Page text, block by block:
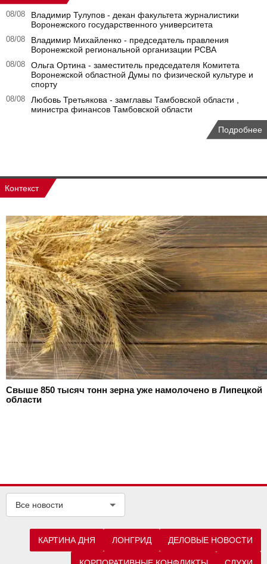
08/08
Владимир Тулупов - декан факультета журналистики
Воронежского государственного университета
08/08
Владимир Михайленко - председатель правления
Воронежской региональной организации РСВА
08/08
Ольга Ортина - заместитель председателя Комитета
Воронежской областной Думы по физической культуре и
спорту
08/08
Любовь Третьякова - замглавы Тамбовской области ,
министра финансов Тамбовской области
Подробнее
Контекст
Свыше 850 тысяч тонн зерна уже намолочено в Липецкой
области
Все новости
КАРТИНА ДНЯ ЛОНГРИД ДЕЛОВЫЕ НОВОСТИ